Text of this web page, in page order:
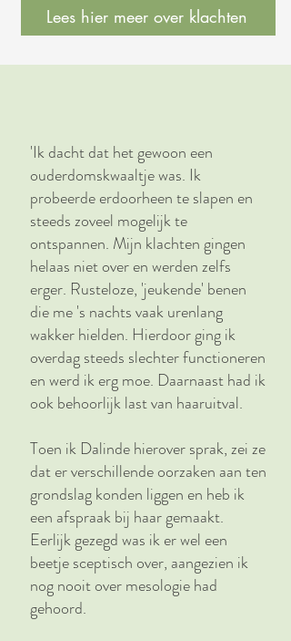
Lees hier meer over klachten
'Ik dacht dat het gewoon een
ouderdomskwaaltje was. Ik
probeerde erdoorheen te slapen en
steeds zoveel mogelijk te
ontspannen. Mijn klachten gingen
helaas niet over en werden zelfs
erger. Rusteloze, 'jeukende' benen
die me 's nachts vaak urenlang
wakker hielden. Hierdoor ging ik
overdag steeds slechter functioneren
en werd ik erg moe. Daarnaast had ik
ook behoorlijk last van haaruitval.
Toen ik Dalinde hierover sprak, zei ze
dat er verschillende oorzaken aan ten
grondslag konden liggen en heb ik
een afspraak bij haar gemaakt.
Eerlijk gezegd was ik er wel een
beetje sceptisch over, aangezien ik
nog nooit over mesologie had
gehoord.